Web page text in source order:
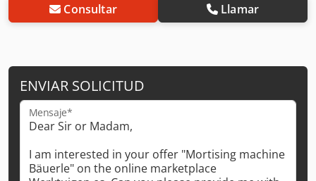
Consultar Llamar
ENVIAR SOLICITUD
Mensaje*